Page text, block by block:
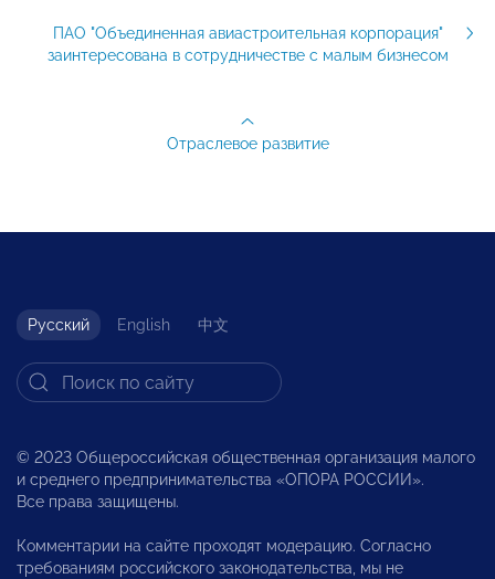
ПАО "Объединенная авиастроительная корпорация"
заинтересована в сотрудничестве с малым бизнесом
Отраслевое развитие
Русский English 中文
© 2023 Общероссийская общественная организация малого
и среднего предпринимательства «ОПОРА РОССИИ».
Все права защищены.
Комментарии на сайте проходят модерацию. Согласно
требованиям российского законодательства, мы не